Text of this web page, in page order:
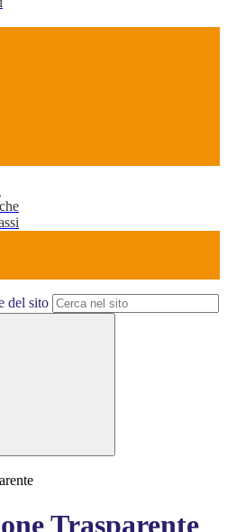
del sito
Trasparente